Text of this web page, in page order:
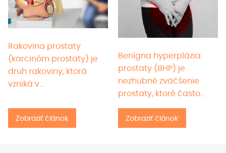
Rakovina prostaty
(karcinóm prostaty) je
druh rakoviny, ktorá
vzniká v…
Zobraziť článok
Benígna hyperplázia
prostaty (BHP) je
nezhubné zväčšenie
prostaty, ktoré často…
Zobraziť článok